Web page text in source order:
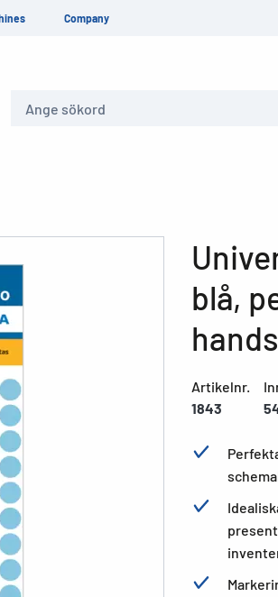
Company
blå,
Artikelnr.
1843